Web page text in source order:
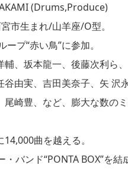
(Drums,Produce)
市生まれ/山羊座/O型。
プ“赤い鳥”に参加。
輔、坂本龍一、後藤次利ら
谷由実、吉田美奈子、矢
尾崎豊、など、膨大な数の
曲を越える。
バンド“PONTA BOX”を